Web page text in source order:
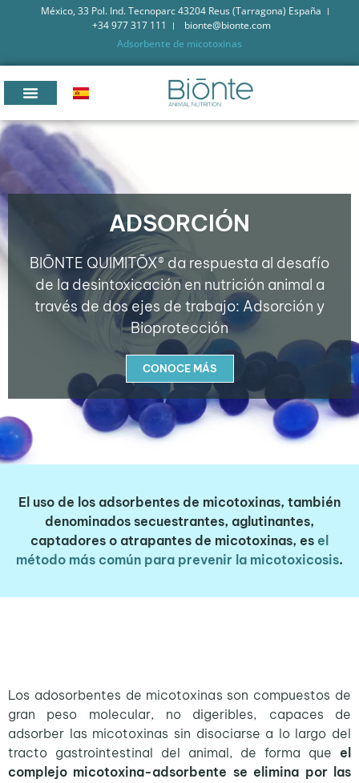
México, 33 Pol. Ind. Tecnoparc 43204 Reus (Tarragona) España
+34 977 317 111
bionte@bionte.com
Adsorbente de micotoxinas
ADSORCIÓN
BIŌNTE QUIMITŌX® da respuesta al desafío
de la desintoxicación en nutrición animal a
través de dos ejes de trabajo: Adsorción y
Bioprotección
CONOCE MÁS
El uso de los adsorbentes de micotoxinas, también
denominados secuestrantes, aglutinantes,
captadores o atrapantes de micotoxinas, es el
método más común para prevenir la micotoxicosis.
Los adosorbentes de micotoxinas son compuestos de
gran peso molecular, no digeribles, capaces de
adsorber las micotoxinas sin disociarse a lo largo del
tracto gastrointestinal del animal, de forma que el
complejo micotoxina-adsorbente se elimina por las